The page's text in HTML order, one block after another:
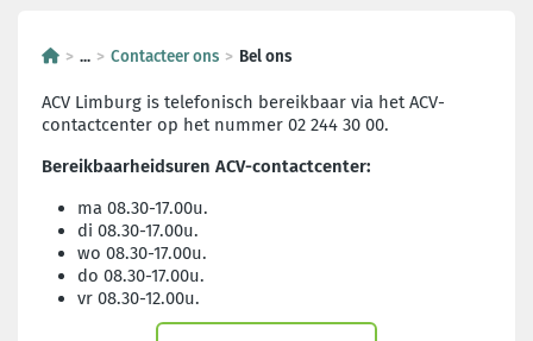
... Contacteer ons Bel ons
ACV Limburg is telefonisch bereikbaar via het ACV-
contactcenter op het nummer 02 244 30 00.
Bereikbaarheidsuren ACV-contactcenter:
ma 08.30-17.00u.
di 08.30-17.00u.
wo 08.30-17.00u.
do 08.30-17.00u.
vr 08.30-12.00u.